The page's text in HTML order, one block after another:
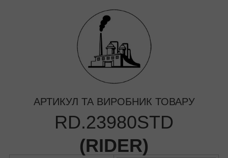
АРТИКУЛ ТА ВИРОБНИК ТОВАРУ
RD.23980STD
(RIDER)